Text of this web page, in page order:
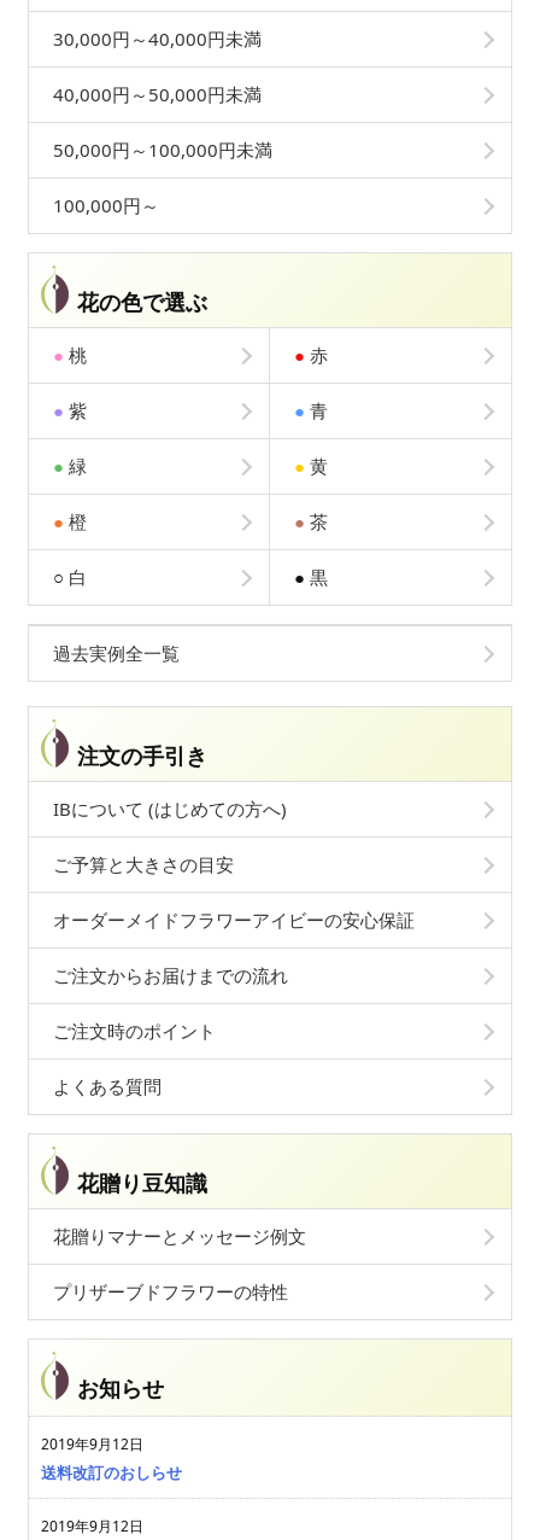
30,000円～40,000円未満
40,000円～50,000円未満
50,000円～100,000円未満
100,000円～
花の色で選ぶ
● 桃 ● 赤
● 紫 ● 青
● 緑 ● 黄
● 橙 ● 茶
○ 白 ● 黒
過去実例全一覧
注文の手引き
IBについて (はじめての方へ)
ご予算と大きさの目安
オーダーメイドフラワーアイビーの安心保証
ご注文からお届けまでの流れ
ご注文時のポイント
よくある質問
花贈り豆知識
花贈りマナーとメッセージ例文
プリザーブドフラワーの特性
お知らせ
2019年9月12日
送料改訂のおしらせ
2019年9月12日